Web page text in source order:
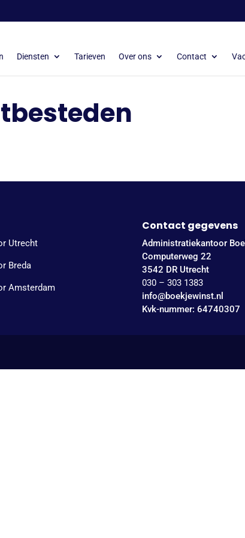
Diensten Tarieven Over ons Contact
Utrecht
Breda
Amsterdam
Contact gegevens
Administratiekantoor
Computerweg 22
3542 DR Utrecht
030 – 303 1383
info@boekjewinst.nl
Kvk-nummer: 64740307